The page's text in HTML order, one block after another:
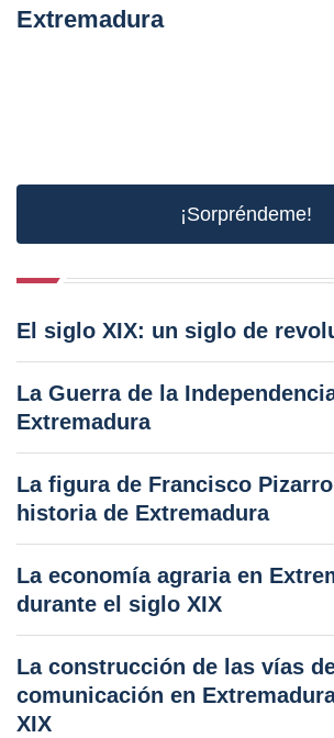
Extremadura
¡Sorpréndeme!
El siglo XIX: un siglo de
La Guerra de la
Extremadura
La figura de Francisco
historia de Extremadura
La economía agraria en
durante el siglo XIX
La construcción de las vías
comunicación en
XIX